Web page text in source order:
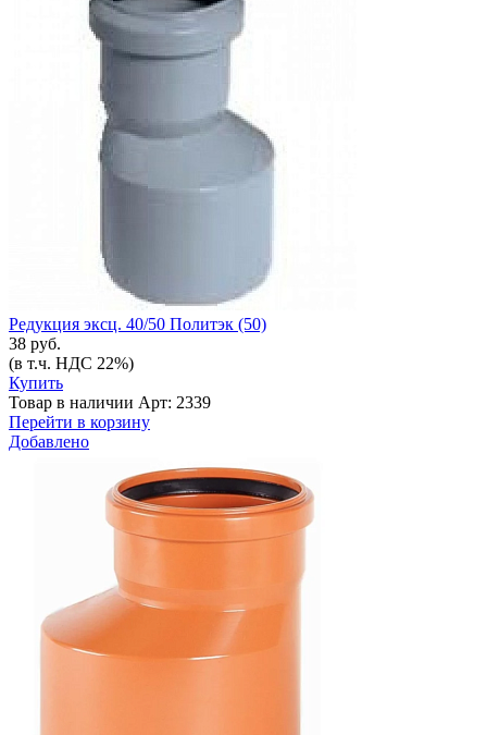
Редукция эксц. 40/50 Политэк (50)
38 руб.
(в т.ч. НДС 22%)
Купить
Товар в наличии Арт: 2339
Перейти в корзину
Добавлено